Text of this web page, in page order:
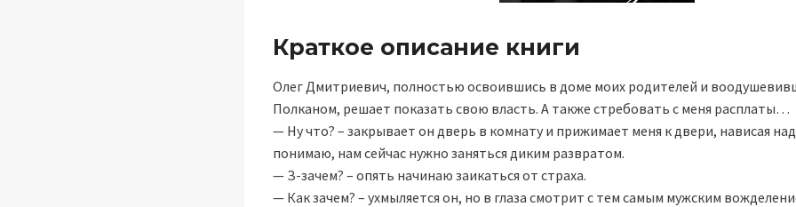
Краткое описание книги
Олег Дмитриевич, полностью освоившись в доме моих родителей и
Полканом, решает показать свою власть. А также стребовать с меня расплаты…
— Ну что? – закрывает он дверь в комнату и прижимает меня к двери, нависая
понимаю, нам сейчас нужно заняться диким развратом.
— З-зачем? – опять начинаю заикаться от страха.
— Как зачем? – ухмыляется он, но в глаза смотрит с тем самым мужским